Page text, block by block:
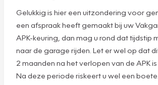
Gelukkig is hier een uitzondering voor
een afspraak heeft gemaakt bij uw
APK-keuring, dan mag u rond dat tijdstip
naar de garage rijden. Let er wel op dat
2 maanden na het verlopen van de APK
Na deze periode riskeert u wel een boete.